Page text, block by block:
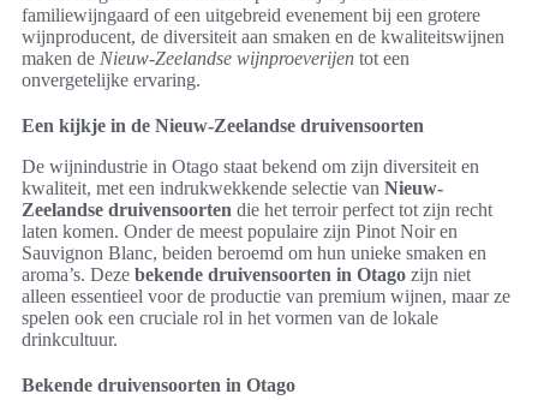
familiewijngaard of een uitgebreid evenement bij een grotere
wijnproducent, de diversiteit aan smaken en de kwaliteitswijnen
maken de Nieuw-Zeelandse wijnproeverijen tot een
onvergetelijke ervaring.
Een kijkje in de Nieuw-Zeelandse druivensoorten
De wijnindustrie in Otago staat bekend om zijn diversiteit en
kwaliteit, met een indrukwekkende selectie van Nieuw-
Zeelandse druivensoorten die het terroir perfect tot zijn recht
laten komen. Onder de meest populaire zijn Pinot Noir en
Sauvignon Blanc, beiden beroemd om hun unieke smaken en
aroma’s. Deze bekende druivensoorten in Otago zijn niet
alleen essentieel voor de productie van premium wijnen, maar ze
spelen ook een cruciale rol in het vormen van de lokale
drinkcultuur.
Bekende druivensoorten in Otago